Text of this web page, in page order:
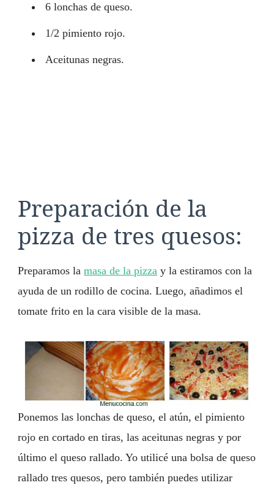
6 lonchas de queso.
1/2 pimiento rojo.
Aceitunas negras.
Preparación de la
pizza de tres quesos:
Preparamos la masa de la pizza y la estiramos con la
ayuda de un rodillo de cocina. Luego, añadimos el
tomate frito en la cara visible de la masa.
Ponemos las lonchas de queso, el atún, el pimiento
rojo en cortado en tiras, las aceitunas negras y por
último el queso rallado. Yo utilicé una bolsa de queso
rallado tres quesos, pero también puedes utilizar